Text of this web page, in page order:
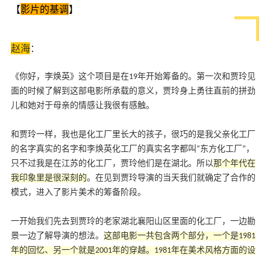
【影片的基调】
赵海：
《你好，李焕英》这个项目是在19年开始筹备的。第一次和贾玲见
面的时候了解到这部电影所承载的意义，贾玲身上勇往直前的拼劲
儿和她对于母亲的情感让我很有感触。
和贾玲一样，我也是化工厂里长大的孩子，很巧的是我父亲化工厂
的名字真实的名字和李焕英化工厂的真实名字都叫“东方化工厂”，
只不过我是在江苏的化工厂，贾玲他们是在湖北。所以那个年代在
我印象里是很深刻的。在见到贾玲导演的当天我们就确定了合作的
模式，进入了影片美术的筹备阶段。
一开始我们先去到贾玲的老家湖北襄阳山区里面的化工厂，一边勘
景一边了解导演的想法。 这部电影一共包含两个部分，一个是1981
年的回忆、另一个就是2001年的穿越。1981年在美术风格方面的设